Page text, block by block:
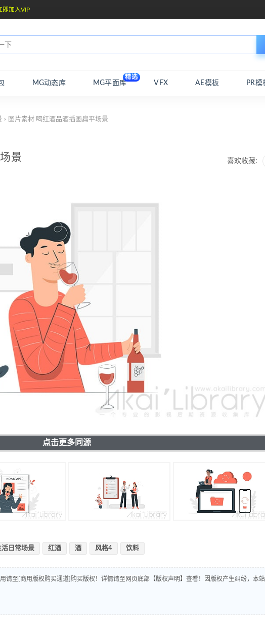
即加入VIP
MG动态库 MG平面库
精选
VFX AE模板 PR模
> 图片素材 喝红酒品酒插画扁平场景
喜欢收藏:
景
点击更多同源
活日常场景 红酒 酒 风格4 饮料
请至[商用版权购买通道]购买版权！详情请至网页底部【版权声明】查看！因版权产生纠纷，本站